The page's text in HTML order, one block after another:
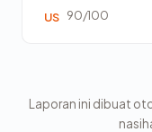
US 90/100
Laporan ini dibuat